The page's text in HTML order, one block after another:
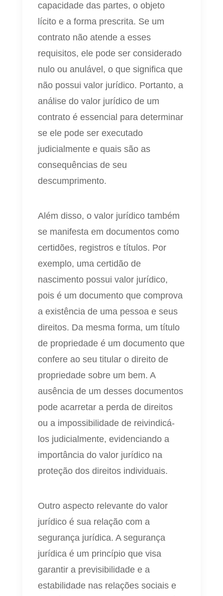
capacidade das partes, o objeto
lícito e a forma prescrita. Se um
contrato não atende a esses
requisitos, ele pode ser considerado
nulo ou anulável, o que significa que
não possui valor jurídico. Portanto, a
análise do valor jurídico de um
contrato é essencial para determinar
se ele pode ser executado
judicialmente e quais são as
consequências de seu
descumprimento.
Além disso, o valor jurídico também
se manifesta em documentos como
certidões, registros e títulos. Por
exemplo, uma certidão de
nascimento possui valor jurídico,
pois é um documento que comprova
a existência de uma pessoa e seus
direitos. Da mesma forma, um título
de propriedade é um documento que
confere ao seu titular o direito de
propriedade sobre um bem. A
ausência de um desses documentos
pode acarretar a perda de direitos
ou a impossibilidade de reivindicá-
los judicialmente, evidenciando a
importância do valor jurídico na
proteção dos direitos individuais.
Outro aspecto relevante do valor
jurídico é sua relação com a
segurança jurídica. A segurança
jurídica é um princípio que visa
garantir a previsibilidade e a
estabilidade nas relações sociais e